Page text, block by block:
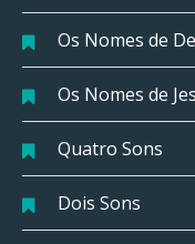
Os Nomes de
Os Nomes de
Quatro Sons
Dois Sons